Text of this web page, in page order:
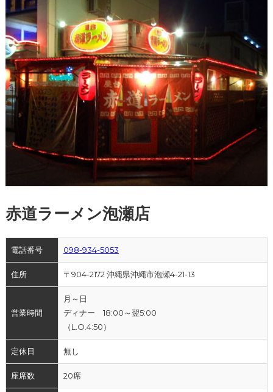
赤道ラーメン泡瀬店
電話番号 098-934-5053
住所 〒904-2172 沖縄県沖縄市泡瀬4-21-13
営業時間
月～日
ディナー 18:00～翌5:00
（L.O.4:50）
定休日 無し
座席数 20席